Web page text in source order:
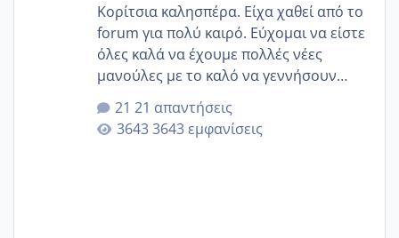
Κορίτσια καλησπέρα. Είχα χαθεί από το
forum για πολύ καιρό. Εύχομαι να είστε
όλες καλά να έχουμε πολλές νέες
μανούλες με το καλό να γεννήσουν
αυτές που ήδη περιμένουν. Να πάρουν
γερα μωράκια στην αγκαλίτσα τους
🙏🏼🙏🏼 Ας πάμε λοιπόν στο θέμα μου.
21 απαντήσεις
3643 εμφανίσεις